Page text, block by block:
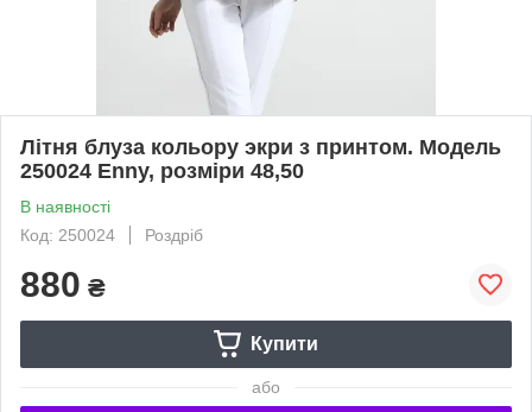
Літня блуза кольору экри з принтом. Модель
250024 Enny, розміри 48,50
В наявності
Код: 250024
Роздріб
880 ₴
Купити
або